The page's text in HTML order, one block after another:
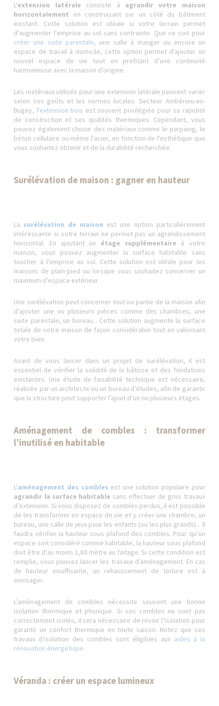
L'extension latérale consiste à agrandir votre maison
horizontalement en construisant sur un côté du bâtiment
existant. Cette solution est idéale si votre terrain permet
d'augmenter l'emprise au sol sans contrainte. Que ce soit pour
créer une suite parentale, une salle à manger ou encore un
espace de travail à domicile, cette option permet d’ajouter un
nouvel espace de vie tout en profitant d’une continuité
harmonieuse avec la maison d’origine.
Les matériaux utilisés pour une extension latérale peuvent varier
selon vos goûts et les normes locales. Secteur Ambérieu-en-
Bugey, l’extension bois est souvent privilégiée pour sa rapidité
de construction et ses qualités thermiques. Cependant, vous
pouvez également choisir des matériaux comme le parpaing, le
béton cellulaire ou même l'acier, en fonction de l'esthétique que
vous souhaitez obtenir et de la durabilité recherchée.
Surélévation de maison : gagner en hauteur
La surélévation de maison est une option particulièrement
intéressante si votre terrain ne permet pas un agrandissement
horizontal. En ajoutant un étage supplémentaire à votre
maison, vous pouvez augmenter la surface habitable sans
toucher à l'emprise au sol. Cette solution est idéale pour les
maisons de plain-pied ou lorsque vous souhaitez conserver un
maximum d’espace extérieur.
Une surélévation peut concerner tout ou partie de la maison afin
d’ajouter une ou plusieurs pièces comme des chambres, une
suite parentale, un bureau... Cette solution augmente la surface
totale de votre maison de façon considérable tout en valorisant
votre bien.
Avant de vous lancer dans un projet de surélévation, il est
essentiel de vérifier la solidité de la bâtisse et des fondations
existantes. Une étude de faisabilité technique est nécessaire,
réalisée par un architecte ou un bureau d’études, afin de garantir
que la structure peut supporter l’ajout d’un ou plusieurs étages.
Aménagement de combles : transformer
l’inutilisé en habitable
L'aménagement des combles est une solution populaire pour
agrandir la surface habitable sans effectuer de gros travaux
d’extension. Si vous disposez de combles perdus, il est possible
de les transformer en espace de vie et y créer une chambre, un
bureau, une salle de jeux pour les enfants (ou les plus grands)... Il
faudra vérifier la hauteur sous plafond des combles. Pour qu’un
espace soit considéré comme habitable, la hauteur sous plafond
doit être d’au moins 1,80 mètre au faitage. Si cette condition est
remplie, vous pouvez lancer les travaux d’aménagement. En cas
de hauteur insuffisante, un rehaussement de toiture est à
envisager.
L'aménagement de combles nécessite souvent une bonne
isolation thermique et phonique. Si vos combles ne sont pas
correctement isolés, il sera nécessaire de revoir l’isolation pour
garantir un confort thermique en toute saison. Notez que ces
travaux d'isolation des combles sont éligibles aux aides à la
rénovation énergétique.
Véranda : créer un espace lumineux